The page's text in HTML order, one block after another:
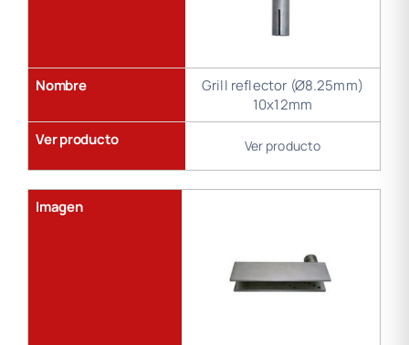
Nombre
Grill reflector (Ø8.25mm)
10x12mm
Ver producto
Ver producto
Imagen